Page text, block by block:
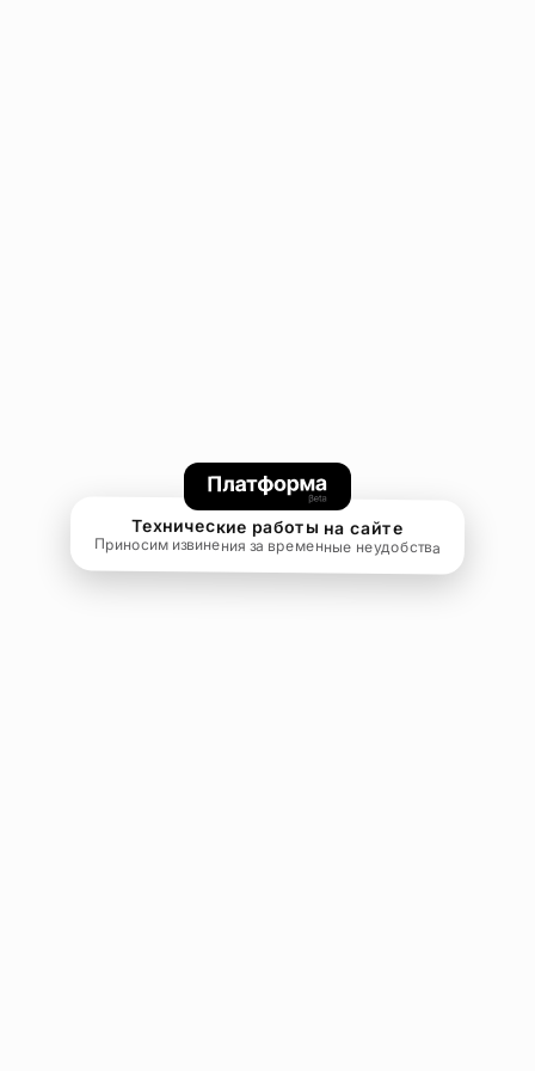
Технические работы на сайте
Приносим извинения за временные неудобства